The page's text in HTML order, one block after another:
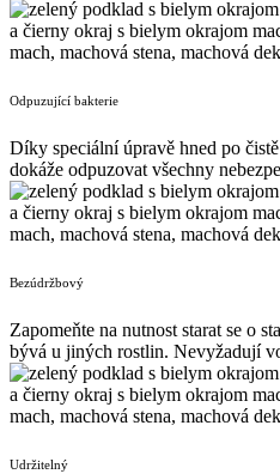
Odpuzující bakterie
Díky speciální úpravě hned po
dokáže odpuzovat všechny
Bezúdržbový
Zapomeňte na nutnost starat se o
bývá u jiných rostlin. Nevyžadují
Udržitelný